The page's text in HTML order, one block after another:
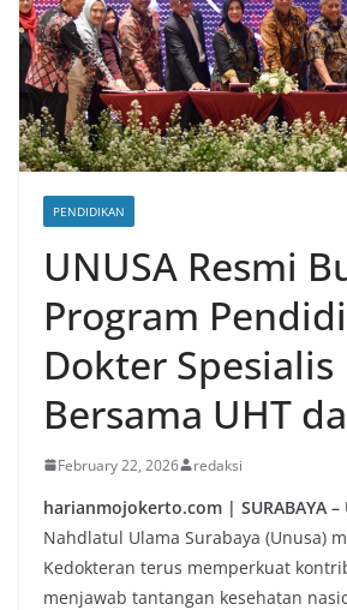
PENDIDIKAN
UNUSA Resmi
Program
Dokter Spesialis
Bersama UHT
February 22, 2026 redaksi
harianmojokerto.com | SURABAYA –
Nahdlatul Ulama Surabaya (Unusa)
Kedokteran terus memperkuat
menjawab tantangan kesehatan